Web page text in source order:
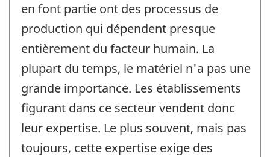
en font partie ont des processus de
production qui dépendent presque
entièrement du facteur humain. La
plupart du temps, le matériel n'a pas une
grande importance. Les établissements
figurant dans ce secteur vendent donc
leur expertise. Le plus souvent, mais pas
toujours, cette expertise exige des